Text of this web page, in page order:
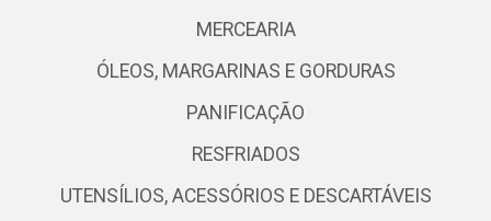
MERCEARIA
ÓLEOS, MARGARINAS E GORDURAS
PANIFICAÇÃO
RESFRIADOS
UTENSÍLIOS, ACESSÓRIOS E DESCARTÁVEIS